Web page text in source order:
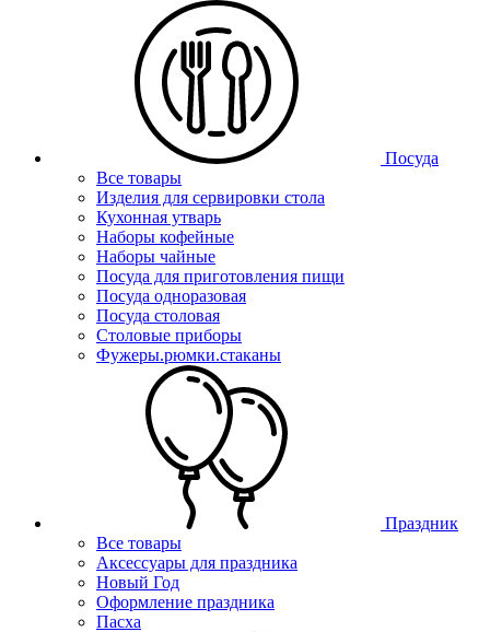
Посуда
Все товары
Изделия для сервировки стола
Кухонная утварь
Наборы кофейные
Наборы чайные
Посуда для приготовления пищи
Посуда одноразовая
Посуда столовая
Столовые приборы
Фужеры.рюмки.стаканы
Праздник
Все товары
Аксессуары для праздника
Новый Год
Оформление праздника
Пасха